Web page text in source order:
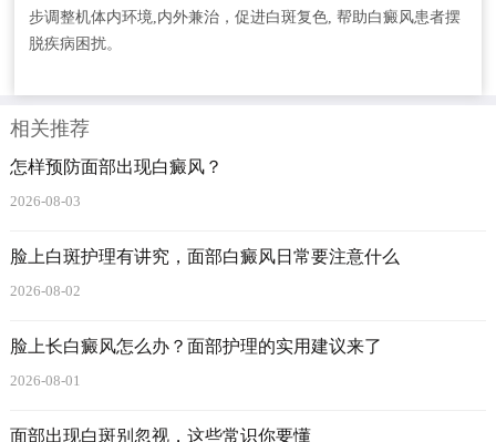
步调整机体内环境,内外兼治，促进白斑复色, 帮助白癜风患者摆
脱疾病困扰。
相关推荐
怎样预防面部出现白癜风？
2026-08-03
脸上白斑护理有讲究，面部白癜风日常要注意什么
2026-08-02
脸上长白癜风怎么办？面部护理的实用建议来了
2026-08-01
面部出现白斑别忽视，这些常识你要懂